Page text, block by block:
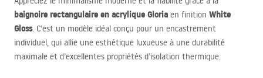
baignoire rectangulaire en acrylique Gloria en finition White
Gloss. C’est un modèle idéal conçu pour un encastrement
individuel, qui allie une esthétique luxueuse à une durabilité
maximale et d’excellentes propriétés d’isolation thermique.